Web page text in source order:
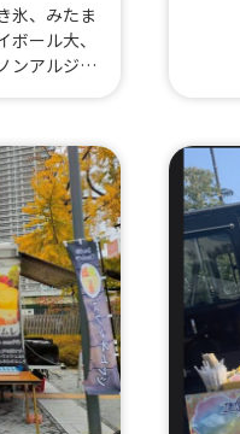
氷、みたま
ボール大、
ンアルジン
、みたま＿
ャンフリッ
メン、帯広
ト、北海道
ベルジャン
ル・スパ
チュロ
り牛タン
そば、いか
レー、極み
シュー丼、
ーメン、ア